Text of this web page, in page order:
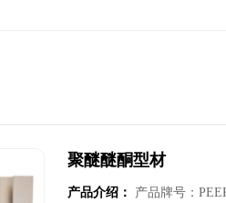
聚醚醚酮型材
产品介绍：
产品牌号：